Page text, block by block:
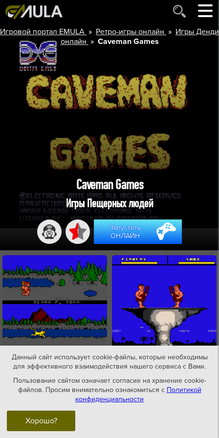
Игровой портал EMULA » Ретро-игры онлайн » Игры Денди
онлайн » Caveman Games
Caveman Games
Игры Пещерных людей
1
Запустить
ОНЛАЙН
Данный сайт использует cookie-файлы, которые необходимы
для эффективного взаимодействия нашего сервиса с Вами.
Пользование сайтом означает согласие на хранение cookie-
файлов. Просим внимательно ознакомиться с Политикой
конфиденциальности
Хорошо?